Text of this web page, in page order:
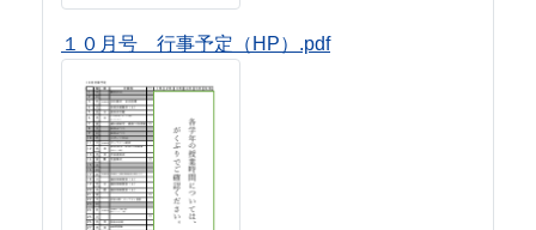
１０月号 行事予定（HP）.pdf